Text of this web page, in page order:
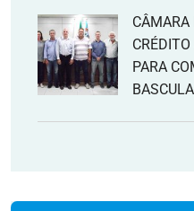
CÂMARA
PARA